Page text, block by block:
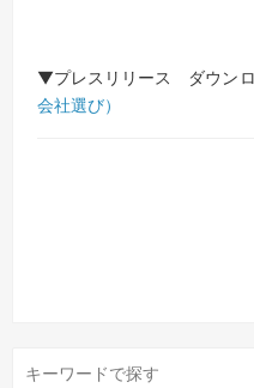
▼プレスリリース ダウン
会社選び）